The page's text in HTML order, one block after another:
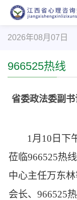
2026年08月07日
966525热线
省委政法委副
1月10日下
莅临966525热
中心主任万东
会长、966525